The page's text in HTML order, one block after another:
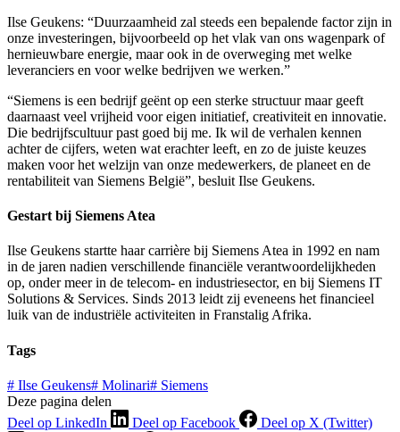
Ilse Geukens: “Duurzaamheid zal steeds een bepalende factor zijn in
onze investeringen, bijvoorbeeld op het vlak van ons wagenpark of
hernieuwbare energie, maar ook in de overweging met welke
leveranciers en voor welke bedrijven we werken.”
“Siemens is een bedrijf geënt op een sterke structuur maar geeft
daarnaast veel vrijheid voor eigen initiatief, creativiteit en innovatie.
Die bedrijfscultuur past goed bij me. Ik wil de verhalen kennen
achter de cijfers, weten wat erachter leeft, en zo de juiste keuzes
maken voor het welzijn van onze medewerkers, de planeet en de
rentabiliteit van Siemens België”, besluit Ilse Geukens.
Gestart bij Siemens Atea
Ilse Geukens startte haar carrière bij Siemens Atea in 1992 en nam
in de jaren nadien verschillende financiële verantwoordelijkheden
op, onder meer in de telecom- en industriesector, en bij Siemens IT
Solutions & Services. Sinds 2013 leidt zij eveneens het financieel
luik van de industriële activiteiten in Franstalig Afrika.
Tags
# Ilse Geukens# Molinari# Siemens
Deze pagina delen
Deel op LinkedIn
Deel op Facebook Deel op X (Twitter)